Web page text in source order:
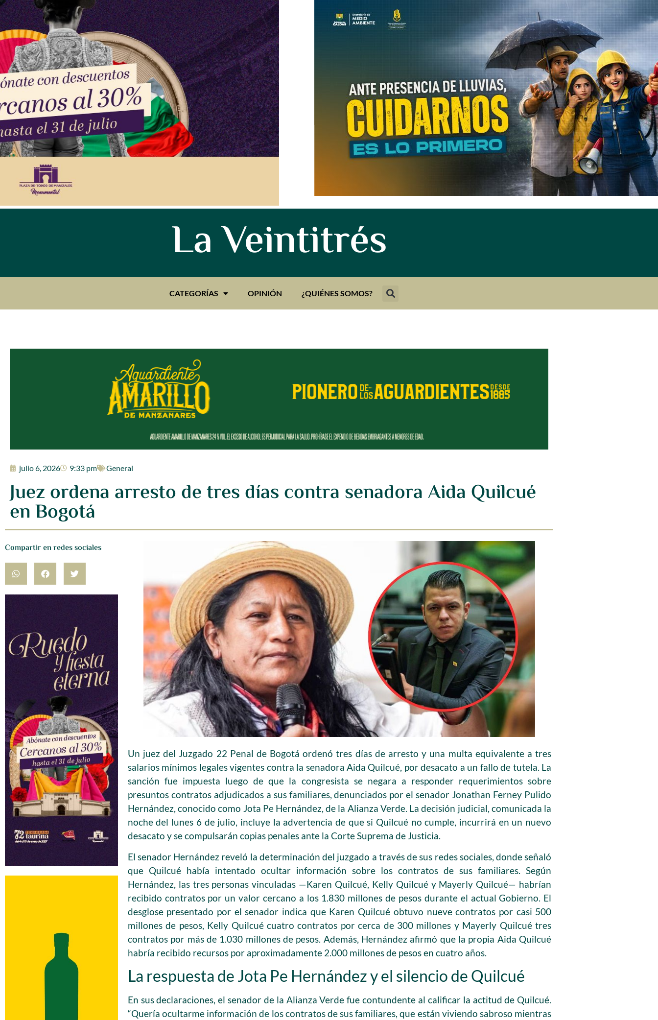
La Veintitrés
CATEGORÍAS OPINIÓN ¿QUIÉNES SOMOS?
julio 6, 2026 9:33 pm General
Juez ordena arresto de tres días contra senadora Aida Quilcué
en Bogotá
Compartir en redes sociales
Un juez del Juzgado 22 Penal de Bogotá ordenó tres días de arresto y una multa equivalente a tres
salarios mínimos legales vigentes contra la senadora Aida Quilcué, por desacato a un fallo de tutela. La
sanción fue impuesta luego de que la congresista se negara a responder requerimientos sobre
presuntos contratos adjudicados a sus familiares, denunciados por el senador Jonathan Ferney Pulido
Hernández, conocido como Jota Pe Hernández, de la Alianza Verde. La decisión judicial, comunicada la
noche del lunes 6 de julio, incluye la advertencia de que si Quilcué no cumple, incurrirá en un nuevo
desacato y se compulsarán copias penales ante la Corte Suprema de Justicia.
El senador Hernández reveló la determinación del juzgado a través de sus redes sociales, donde señaló
que Quilcué había intentado ocultar información sobre los contratos de sus familiares. Según
Hernández, las tres personas vinculadas —Karen Quilcué, Kelly Quilcué y Mayerly Quilcué— habrían
recibido contratos por un valor cercano a los 1.830 millones de pesos durante el actual Gobierno. El
desglose presentado por el senador indica que Karen Quilcué obtuvo nueve contratos por casi 500
millones de pesos, Kelly Quilcué cuatro contratos por cerca de 300 millones y Mayerly Quilcué tres
contratos por más de 1.030 millones de pesos. Además, Hernández afirmó que la propia Aida Quilcué
habría recibido recursos por aproximadamente 2.000 millones de pesos en cuatro años.
La respuesta de Jota Pe Hernández y el silencio de Quilcué
En sus declaraciones, el senador de la Alianza Verde fue contundente al calificar la actitud de Quilcué.
“Quería ocultarme información de los contratos de sus familiares, que están viviendo sabroso mientras